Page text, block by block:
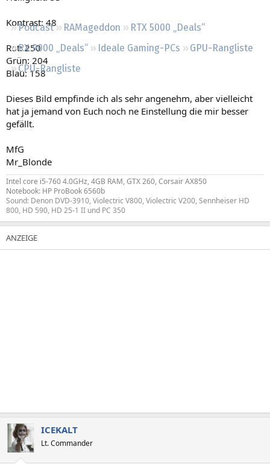
Podcast RAMageddon
RTX 5000 „Deals“
RX 9000 „Deals“
Ideale Gaming-PCs
GPU-Rangliste
CPU-Rangliste
Kontrast: 48
Rot: 250
Grün: 204
Blau: 158
Dieses Bild empfinde ich als sehr angenehm, aber vielleicht
hat ja jemand von Euch noch ne Einstellung die mir besser
gefällt.
MfG
Mr_Blonde
Intel core i5-760 4.0GHz, 4GB RAM, GTX 260, Corsair AX850
Notebook: HP ProBook 6560b
Sound: Denon DVD-3910, Violectric V800, Violectric V200, Sennheiser HD
800, HD 590, HD 25-1 II und PC 350
ICEKALT
Lt. Commander